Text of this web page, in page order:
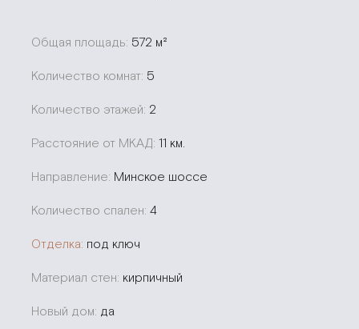
Общая площадь: 572 м²
Количество комнат: 5
Количество этажей: 2
Расстояние от МКАД: 11 км.
Направление: Минское шоссе
Количество спален: 4
Отделка: под ключ
Материал стен: кирпичный
Новый дом: да